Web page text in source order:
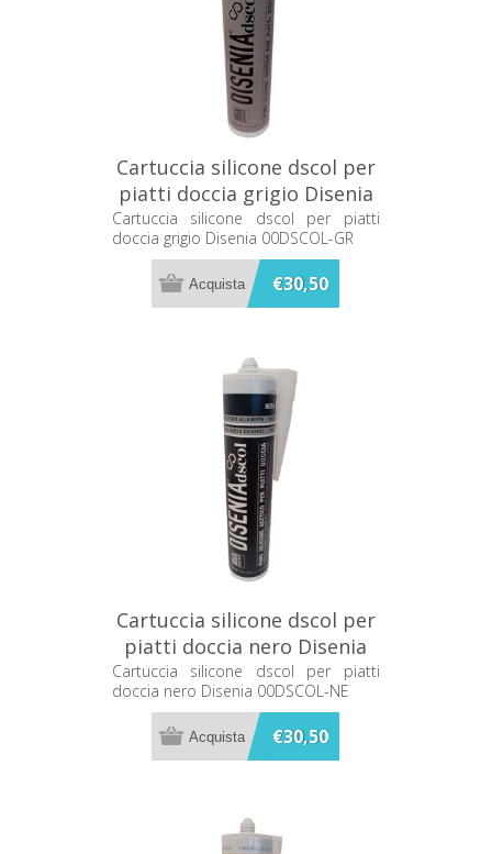
Cartuccia silicone dscol per
piatti doccia grigio Disenia
00DSCOL-GR
Cartuccia silicone dscol per piatti
doccia grigio Disenia 00DSCOL-GR
€30,50
Cartuccia silicone dscol per
piatti doccia nero Disenia
00DSCOL-NE
Cartuccia silicone dscol per piatti
doccia nero Disenia 00DSCOL-NE
€30,50